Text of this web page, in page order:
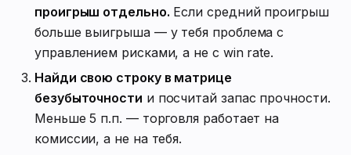
проигрыш отдельно. Если средний проигрыш
больше выигрыша — у тебя проблема с
управлением рисками, а не с win rate.
Найди свою строку в матрице
безубыточности и посчитай запас прочности.
Меньше 5 п.п. — торговля работает на
комиссии, а не на тебя.